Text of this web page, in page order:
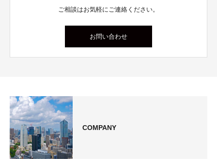
ご相談はお気軽にご連絡ください。
お問い合わせ
COMPANY